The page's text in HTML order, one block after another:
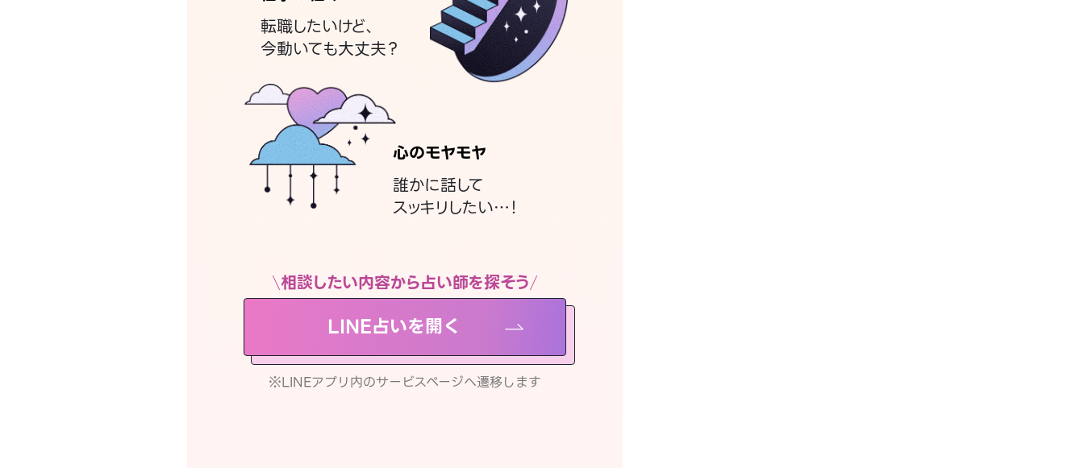
転職したいけど、
今動いても大丈夫？
心のモヤモヤ
誰かに話して
スッキリしたい…！
相談したい内容から占い師を探そう
LINE占いを開く
※LINEアプリ内のサービスページへ遷移します